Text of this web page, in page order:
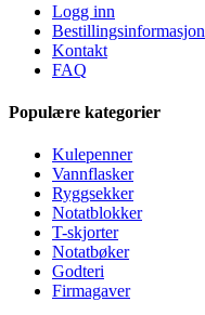
Logg inn
Bestillingsinformasjon
Kontakt
FAQ
Populære kategorier
Kulepenner
Vannflasker
Ryggsekker
Notatblokker
T-skjorter
Notatbøker
Godteri
Firmagaver